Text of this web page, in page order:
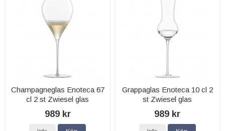
Champagneglas Enoteca 67
cl 2 st Zwiesel glas
989 kr
Grappaglas Enoteca 10 cl 2
st Zwiesel glas
989 kr